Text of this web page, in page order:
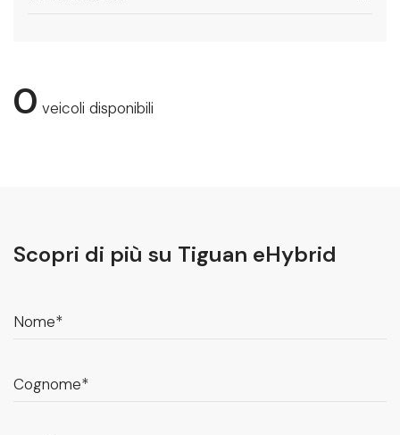
0 veicoli disponibili
Scopri di più su Tiguan eHybrid
Nome*
Cognome*